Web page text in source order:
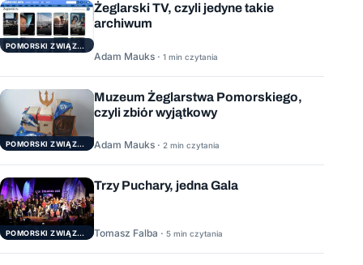
POMORSKI ZWIĄZEK ŻEGLARSKI
Żeglarski TV, czyli jedyne takie
archiwum
Adam Mauks · 1 min czytania
POMORSKI ZWIĄZEK ŻEGLARSKI
Muzeum Żeglarstwa Pomorskiego,
czyli zbiór wyjątkowy
Adam Mauks · 2 min czytania
POMORSKI ZWIĄZEK ŻEGLARSKI
Trzy Puchary, jedna Gala
Tomasz Falba · 5 min czytania